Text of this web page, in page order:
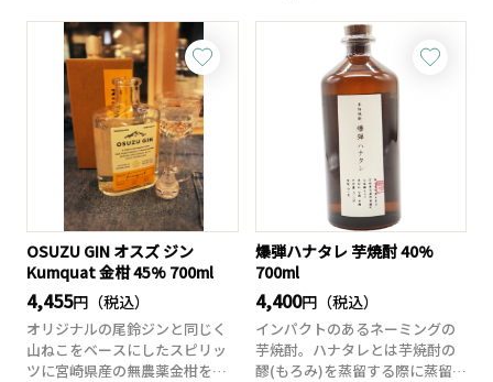
OSUZU GIN オスズ ジン
Kumquat 金柑 45% 700ml
4,455円（税込）
オリジナルの尾鈴ジンと同じく
山ねこをベースにしたスピリッ
ツに宮崎県産の無農薬金柑を贅
爆弾ハナタレ 芋焼酎 40%
700ml
4,400円（税込）
インパクトのあるネーミングの
芋焼酎。ハナタレとは芋焼酎の
醪(もろみ)を蒸留する際に蒸留器